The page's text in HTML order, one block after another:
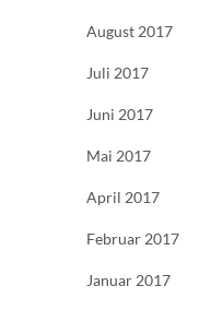
August 2017
Juli 2017
Juni 2017
Mai 2017
April 2017
Februar 2017
Januar 2017